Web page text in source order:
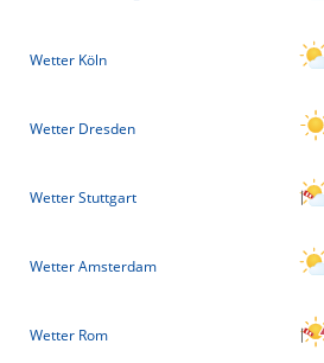
Wetter Köln
Wetter Dresden
Wetter Stuttgart
Wetter Amsterdam
Wetter Rom